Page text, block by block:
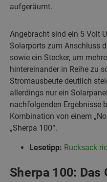
aufgeräumt.
Angebracht sind ein 5 Volt
Solarports zum Anschluss
sowie ein Stecker, um
hintereinander in Reihe zu
Stromausbeute deutlich
allerdings nur ein
nachfolgenden Ergebnisse
Kombination von einem
„Sherpa 100“.
Lesetipp: Rucksack
Sherpa 100: Das